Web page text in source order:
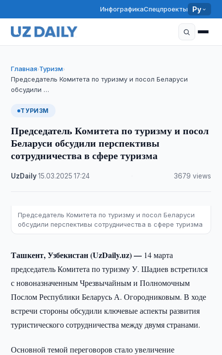
ИнфографикаСпецпроекты Ру
Главная›Туризм›
Председатель Комитета по туризму и посол Беларуси
обсудили …
ТУРИЗМ
Председатель Комитета по туризму и посол
Беларуси обсудили перспективы
сотрудничества в сфере туризма
UzDaily·15.03.2025 ·17:24 3679 views
Председатель Комитета по туризму и посол Беларуси
обсудили перспективы сотрудничества в сфере туризма
Ташкент, Узбекистан (UzDaily.uz) — 14 марта
председатель Комитета по туризму У. Шадиев встретился
с новоназначенным Чрезвычайным и Полномочным
Послом Республики Беларусь А. Огородниковым. В ходе
встречи стороны обсудили ключевые аспекты развития
туристического сотрудничества между двумя странами.
Основной темой переговоров стало увеличение